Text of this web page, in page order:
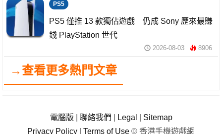
PS5
PS5 僅推 13 款獨佔遊戲 仍成 Sony 歷來最賺
錢 PlayStation 世代
2026-08-03 8906
→查看更多熱門文章
電腦版 聯絡我們 Legal
Sitemap
Privacy Policy
Terms of Use © 香港手機遊戲網